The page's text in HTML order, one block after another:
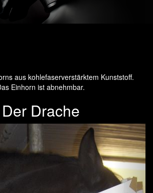
aus kohlefaserverstärktem Kunststoff.
Einhorn ist abnehmbar.
Der Drache
Next